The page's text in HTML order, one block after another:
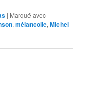
| Marqué avec
,mélancolie,Michel